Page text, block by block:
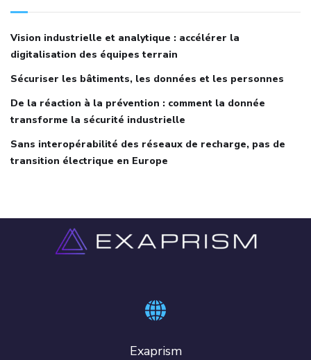
Vision industrielle et analytique : accélérer la
digitalisation des équipes terrain
Sécuriser les bâtiments, les données et les personnes
De la réaction à la prévention : comment la donnée
transforme la sécurité industrielle
Sans interopérabilité des réseaux de recharge, pas de
transition électrique en Europe
Exaprism